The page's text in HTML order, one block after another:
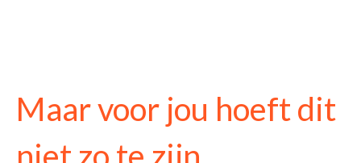
Maar voor jou hoeft dit